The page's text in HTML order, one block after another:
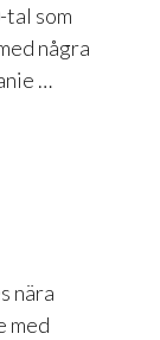
tal som
några
…
nära
med